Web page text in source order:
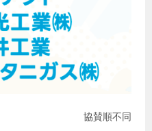
協賛順不同